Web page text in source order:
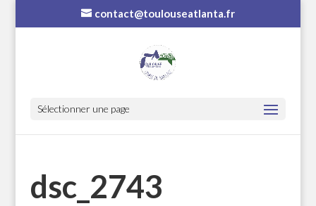
contact@toulouseatlanta.fr
Sélectionner une page
dsc_2743